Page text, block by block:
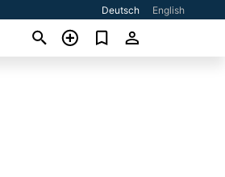
Deutsch English